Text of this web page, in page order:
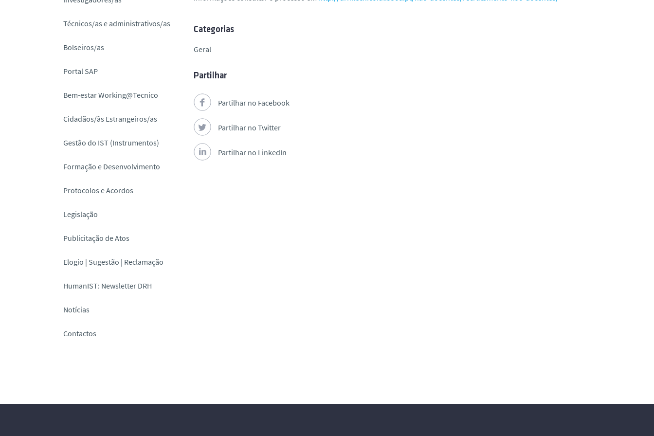
Técnicos/as e administrativos/as
Bolseiros/as
Portal SAP
Bem-estar Working@Tecnico
Cidadãos/ãs Estrangeiros/as
Gestão do IST (Instrumentos)
Formação e Desenvolvimento
Protocolos e Acordos
Legislação
Publicitação de Atos
Elogio | Sugestão | Reclamação
HumanIST: Newsletter DRH
Notícias
Contactos
Categorias
Geral
Partilhar
Partilhar no Facebook
Partilhar no Twitter
Partilhar no LinkedIn